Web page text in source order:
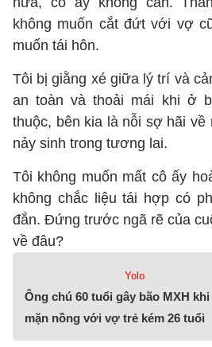
không muốn cắt đứt với vợ
muốn tái hôn.
Tôi bị giằng xé giữa lý trí và
an toàn và thoải mái khi ở
thuộc, bên kia là nỗi sợ hãi về
nảy sinh trong tương lai.
Tôi không muốn mất cô ấy
không chắc liệu tái hợp có
đắn. Đứng trước ngã rẽ của
về đâu?
Yolo
Ông chú 60 tuổi gây bão MXH
mặn nồng với vợ trẻ kém 26 tuổi